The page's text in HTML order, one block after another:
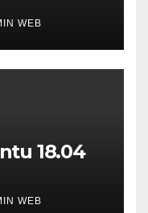
WEB
18.04
WEB